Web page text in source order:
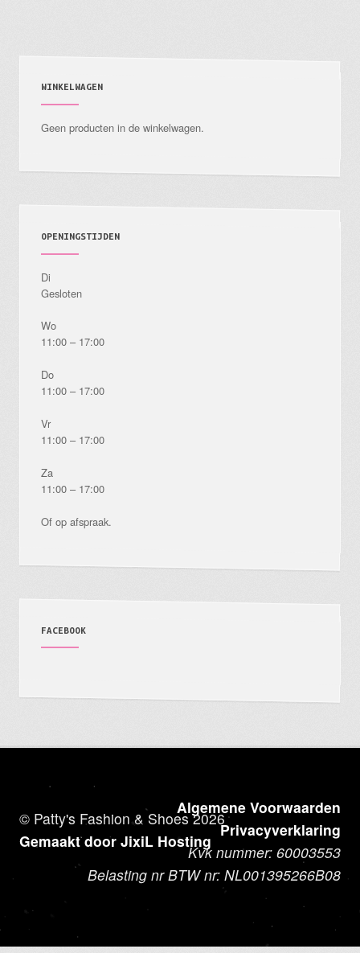
WINKELWAGEN
Geen producten in de winkelwagen.
OPENINGSTIJDEN
Di
Gesloten
Wo
11:00 – 17:00
Do
11:00 – 17:00
Vr
11:00 – 17:00
Za
11:00 – 17:00
Of op afspraak.
FACEBOOK
© Patty's Fashion & Shoes 2026
Gemaakt door JixiL Hosting
Algemene Voorwaarden
Privacyverklaring
Kvk nummer: 60003553
Belasting nr BTW nr: NL001395266B08